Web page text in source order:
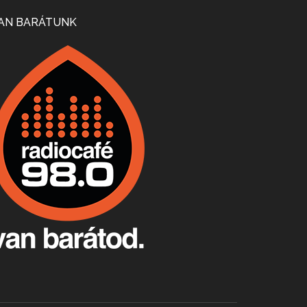
Apr 24, 2026 • 00:38:10
Villány, kékfrankos, Jackfall
Apr 17, 2026 • 00:35:38
Apr 9, 2026 • 00:37:17
BARÁTUNK